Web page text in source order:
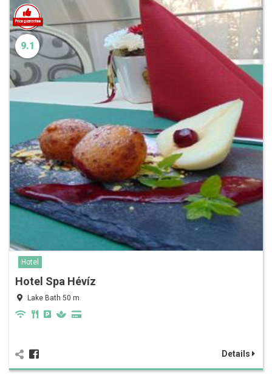
9.1
Hotel
Hotel Spa Hévíz
Lake Bath 50 m
Details